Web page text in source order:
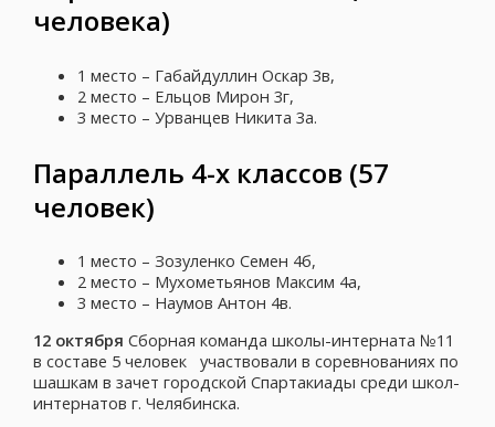
человека)
1 место – Габайдуллин Оскар 3в,
2 место – Ельцов Мирон 3г,
3 место – Урванцев Никита 3а.
Параллель 4-х классов (57
человек)
1 место – Зозуленко Семен 4б,
2 место – Мухометьянов Максим 4а,
3 место – Наумов Антон 4в.
12 октября Сборная команда школы-интерната №11
в составе 5 человек участвовали в соревнованиях по
шашкам в зачет городской Спартакиады среди школ-
интернатов г. Челябинска.